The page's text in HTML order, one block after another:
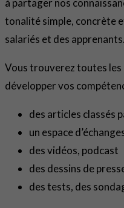
à partager nos
tonalité simple, concrète
salariés et des apprenants.
Vous trouverez toutes
développer vos
des articles classés
un espace
des vidéos, podcast
des dessins de
des tests, des